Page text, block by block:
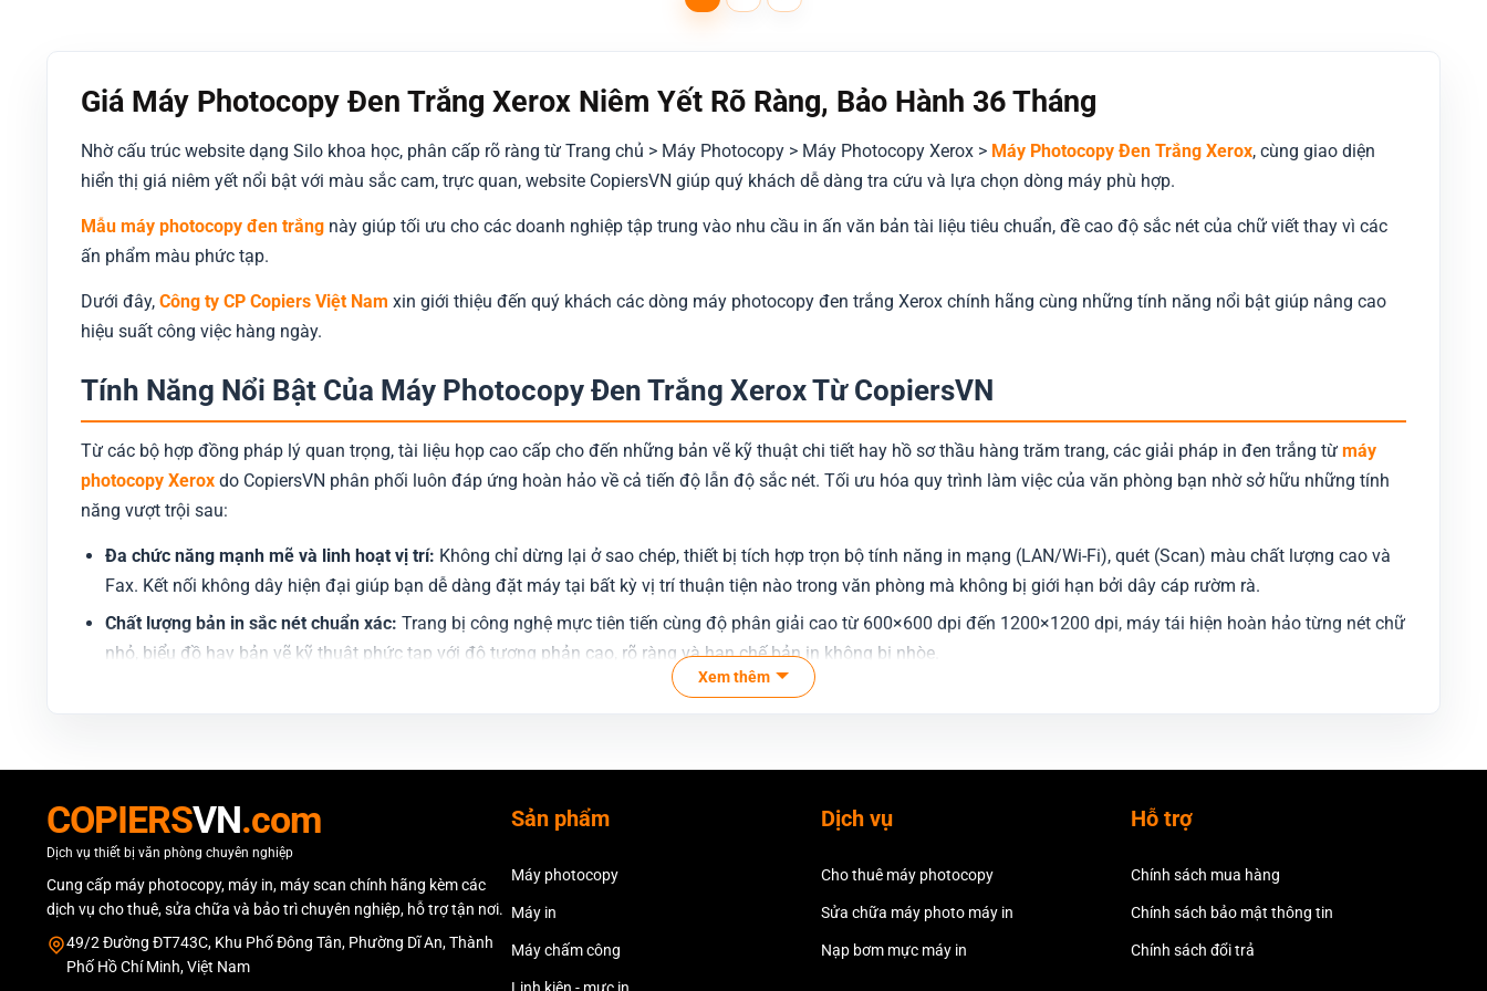
Giá Máy Photocopy Đen Trắng Xerox Niêm Yết Rõ Ràng, Bảo Hành 36 Tháng
Nhờ cấu trúc website dạng Silo khoa học, phân cấp rõ ràng từ Trang chủ > Máy Photocopy > Máy Photocopy Xerox > Máy Photocopy Đen Trắng Xerox, cùng giao diện
hiển thị giá niêm yết nổi bật với màu sắc cam, trực quan, website CopiersVN giúp quý khách dễ dàng tra cứu và lựa chọn dòng máy phù hợp.
Mẫu máy photocopy đen trắng này giúp tối ưu cho các doanh nghiệp tập trung vào nhu cầu in ấn văn bản tài liệu tiêu chuẩn, đề cao độ sắc nét của chữ viết thay vì các
ấn phẩm màu phức tạp.
Dưới đây, Công ty CP Copiers Việt Nam xin giới thiệu đến quý khách các dòng máy photocopy đen trắng Xerox chính hãng cùng những tính năng nổi bật giúp nâng cao
hiệu suất công việc hàng ngày.
Tính Năng Nổi Bật Của Máy Photocopy Đen Trắng Xerox Từ CopiersVN
Từ các bộ hợp đồng pháp lý quan trọng, tài liệu họp cao cấp cho đến những bản vẽ kỹ thuật chi tiết hay hồ sơ thầu hàng trăm trang, các giải pháp in đen trắng từ máy
photocopy Xerox do CopiersVN phân phối luôn đáp ứng hoàn hảo về cả tiến độ lẫn độ sắc nét. Tối ưu hóa quy trình làm việc của văn phòng bạn nhờ sở hữu những tính
năng vượt trội sau:
Đa chức năng mạnh mẽ và linh hoạt vị trí: Không chỉ dừng lại ở sao chép, thiết bị tích hợp trọn bộ tính năng in mạng (LAN/Wi-Fi), quét (Scan) màu chất lượng cao và
Fax. Kết nối không dây hiện đại giúp bạn dễ dàng đặt máy tại bất kỳ vị trí thuận tiện nào trong văn phòng mà không bị giới hạn bởi dây cáp rườm rà.
Chất lượng bản in sắc nét chuẩn xác: Trang bị công nghệ mực tiên tiến cùng độ phân giải cao từ 600×600 dpi đến 1200×1200 dpi, máy tái hiện hoàn hảo từng nét chữ
nhỏ, biểu đồ hay bản vẽ kỹ thuật phức tạp với độ tương phản cao, rõ ràng và hạn chế bản in không bị nhòe.
Thời gian cho bản in đầu tiên chỉ mất vài giây, đi cùng tốc độ in định mức ấn tượng từ 25 đến 80 trang/phút (tùy dòng
Đơn vị uy tín cung cấp Máy Photocopy Đen Trắng Xerox
Nhằm mang đến sự an tâm tuyệt đối và xua tan nỗi lo chi phí vận hành cho các doanh nghiệp, CopiersVN tự hào là đơn vị uy tín trong lĩnh vực tư vấn, phân phối và cung
cấp giải pháp máy văn phòng toàn diện tại thị trường Việt Nam:
Pháp lý minh bạch, uy tín tuyệt đối: Đầy đủ Mã số thuế (MST: 0313565262) được đăng tải công khai ngay trên hệ thống website chính thức
Xem thêm
COPIERSVN.com
Dịch vụ thiết bị văn phòng chuyên nghiệp
Cung cấp máy photocopy, máy in, máy scan chính hãng kèm các
dịch vụ cho thuê, sửa chữa và bảo trì chuyên nghiệp, hỗ trợ tận nơi.
49/2 Đường ĐT743C, Khu Phố Đông Tân, Phường Dĩ An, Thành
Phố Hồ Chí Minh, Việt Nam
Sản phẩm
Máy photocopy
Máy in
Máy chấm công
Dịch vụ
Cho thuê máy photocopy
Sửa chữa máy photo máy in
Nạp bơm mực máy in
Hỗ trợ
Chính sách mua hàng
Chính sách bảo mật thông tin
Chính sách đổi trả